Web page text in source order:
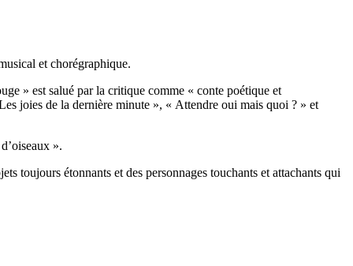
et chorégraphique.
» est salué par la critique comme « conte poétique et
joies de la dernière minute », « Attendre oui mais quoi ? » et
».
toujours étonnants et des personnages touchants et attachants qui